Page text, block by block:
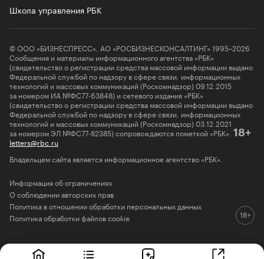
Школа управления РБК
© ООО «БИЗНЕСПРЕСС», АО «РОСБИЗНЕСКОНСАЛТИНГ» 1995–2026
Сообщения и материалы информационного агентства «РБК»
(свидетельство о регистрации средства массовой информации выдано
Федеральной службой по надзору в сфере связи, информационных
технологий и массовых коммуникаций (Роскомнадзор) 09.12.2015
за номером ИА №ФС77-63848) и сетевого издания «РБК»
(свидетельство о регистрации средства массовой информации выдано
Федеральной службой по надзору в сфере связи, информационных
технологий и массовых коммуникаций (Роскомнадзор) 03.12.2021
за номером ЭЛ №ФС77-82385) сопровождаются пометкой «РБК». 18+
letters@rbc.ru
Владельцем сайта является информационное агентство «РБК».
Информация об ограничениях
О соблюдении авторских прав
Политика в отношении обработки персональных данных
Политика обработки файлов cookie